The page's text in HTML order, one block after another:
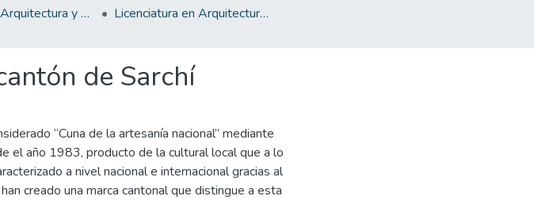
Escuela de Arquitectura y Urbanismo
Licenciatura en Arquitectura y Urbanismo
de Sarchí
“Cuna de la artesanía nacional” mediante
el año 1983, producto de la cultural local que a lo
a nivel nacional e internacional gracias al
creado una marca cantonal que distingue a esta